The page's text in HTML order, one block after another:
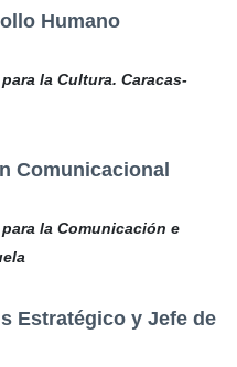
Humano
la Cultura. Caracas-
Comunicacional
la Comunicación e
Estratégico y Jefe de